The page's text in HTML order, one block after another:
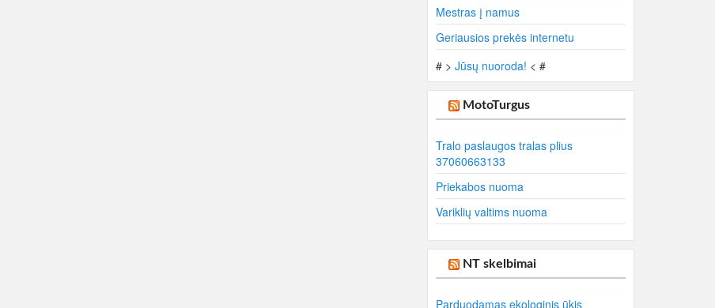
Mestras į namus
Geriausios prekės internetu
# > Jūsų nuoroda! < #
MotoTurgus
Tralo paslaugos tralas plius
37060663133
Priekabos nuoma
Variklių valtims nuoma
NT skelbimai
Parduodamas ekologinis ūkis